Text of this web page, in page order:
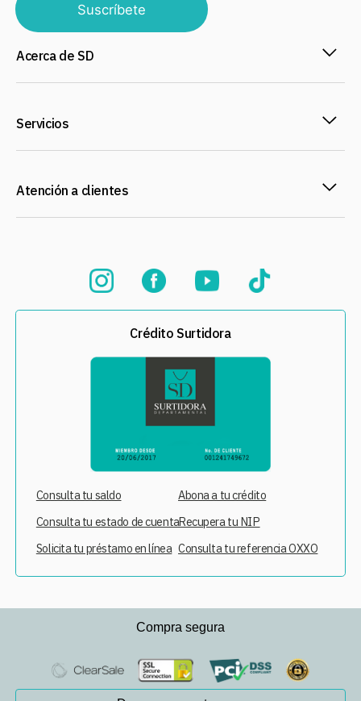
Suscríbete
Acerca de SD
Servicios
Atención a clientes
Crédito Surtidora
Consulta tu saldo
Consulta tu estado de cuenta
Solicita tu préstamo en línea
Abona a tu crédito
Recupera tu NIP
Consulta tu referencia OXXO
Compra segura